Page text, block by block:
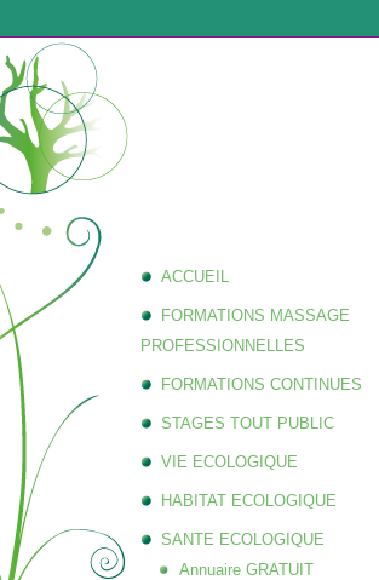
ACCUEIL
FORMATIONS MASSAGE
PROFESSIONNELLES
FORMATIONS CONTINUES
STAGES TOUT PUBLIC
VIE ECOLOGIQUE
HABITAT ECOLOGIQUE
SANTE ECOLOGIQUE
Annuaire GRATUIT